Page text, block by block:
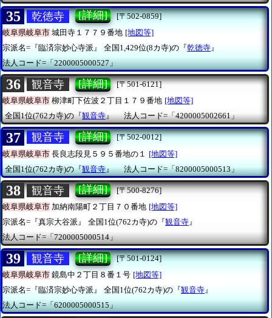
35 乾徳寺 [詳細]
[〒502-0859]
岐阜県岐阜市 城田寺１７７９番地 [地図等]
宗派名=『臨済宗妙心寺派』
全国1,429位(8カ寺)の『乾徳寺』
法人コード=「2200005000527」
36 観音寺 [詳細]
[〒501-6121]
岐阜県岐阜市 柳津町下佐波２丁目１７９番地 [地図等]
全国1位(762カ寺)の『観音寺』 法人コード=「4200005002661」
37 観音寺 [詳細]
[〒502-0012]
岐阜県岐阜市 長良志段見５９５番地の１
[地図等]
全国1位(762カ寺)の『観音寺』 法人コード=「8200005000513」
38 観音寺 [詳細]
[〒500-8276]
岐阜県岐阜市 加納南陽町２丁目７０番地 [地図等]
宗派名=『真宗大谷派』
全国1位(762カ寺)の『観音寺』
法人コード=「7200005000514」
39 観音寺 [詳細]
[〒501-0124]
岐阜県岐阜市 鏡島中２丁目８番１号 [地図等]
宗派名=『臨済宗妙心寺派』
全国1位(762カ寺)の『観音寺』
法人コード=「6200005000515」